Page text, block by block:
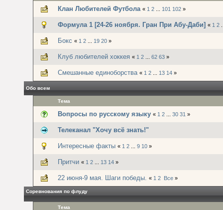
Клан Любителей Футбола « 1 2 101 102 »
Формула 1 [24-26 ноября. Гран При Абу-Даби] « 1 2
Бокс « 1 2 19 20 »
Клуб любителей хоккея « 1 2 62 63 »
Смешанные единоборства « 1 2 13 14 »
Обо всем
Тема
Вопросы по русскому языку « 1 2 30 31 »
Телеканал "Хочу всё знать!"
Интересные факты « 1 2 9 10 »
Притчи « 1 2 13 14 »
22 июня-9 мая. Шаги победы. « 1 2 Все »
Соревнования по флуду
Тема